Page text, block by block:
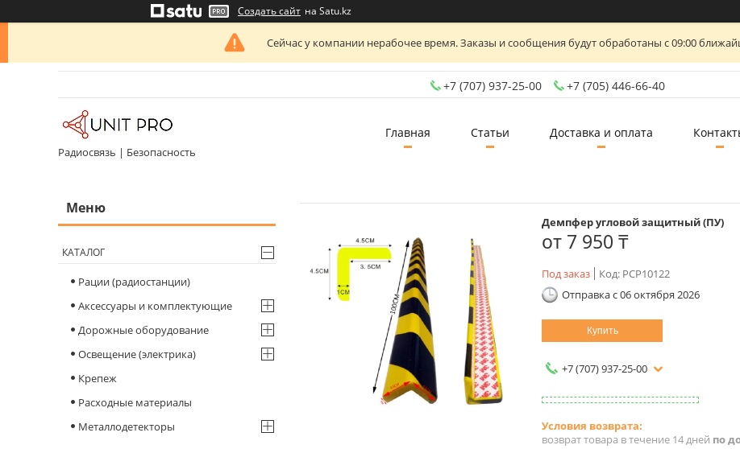
Создать сайт на Satu.kz
Сейчас у компании нерабочее время. Заказы и сообщения будут обработаны с 09:00
+7 (707) 937-25-00 +7 (705) 446-66-40
Радиосвязь | Безопасность
Главная Статьи Доставка и оплата
Демпфер угловой защитный (ПУ)
от 7 950 ₸
Под заказ Код: PCP10122
Отправка с 06 октября 2026
Купить
+7 (707) 937-25-00
возврат товара в течение 14 дней по
КАТАЛОГ
Рации (радиостанции)
Аксессуары и комплектующие
Дорожные оборудование
Освещение (электрика)
Крепеж
Расходные материалы
Металлодетекторы